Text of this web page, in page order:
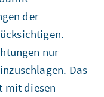
der
nur
Das
mit diesen